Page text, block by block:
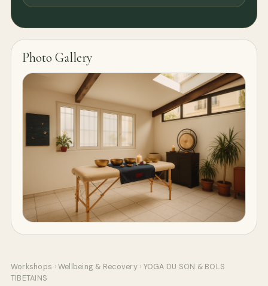
Photo Gallery
Workshops › Wellbeing & Recovery › YOGA DU SON & BOLS
TIBETAINS